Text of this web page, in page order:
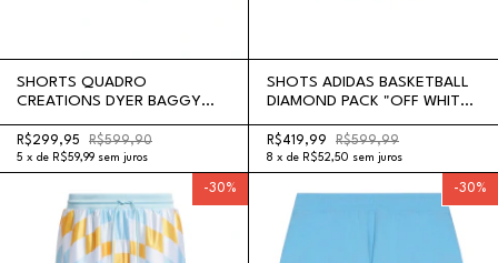
SHORTS QUADRO
CREATIONS DYER BAGGY
R$299,95 R$599,90
5 x de R$59,99 sem juros
SHOTS ADIDAS BASKETBALL
DIAMOND PACK "OFF WHITE
R$419,99 R$599,99
8 x de R$52,50 sem juros
-30% -30%